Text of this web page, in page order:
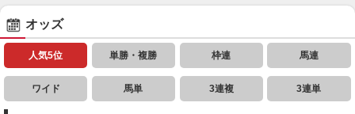
オッズ
人気5位 単勝・複勝 枠連 馬連
ワイド 馬単 3連複 3連単